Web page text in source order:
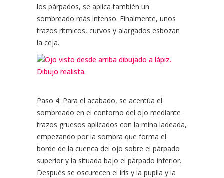
los párpados, se aplica también un
sombreado más intenso. Finalmente, unos
trazos rítmicos, curvos y alargados esbozan
la ceja.
Paso 4: Para el acabado, se acentúa el
sombreado en el contorno del ojo mediante
trazos gruesos aplicados con la mina ladeada,
empezando por la sombra que forma el
borde de la cuenca del ojo sobre el párpado
superior y la situada bajo el párpado inferior.
Después se oscurecen el iris y la pupila y la